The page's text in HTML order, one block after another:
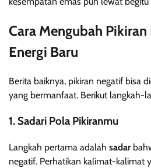
Cara Mengubah Pikiran
Energi Baru
Berita baiknya, pikiran negatif bisa
yang bermanfaat. Berikut langkah-
1. Sadari Pola Pikiranmu
Langkah pertama adalah sadar
negatif. Perhatikan kalimat-kalimat